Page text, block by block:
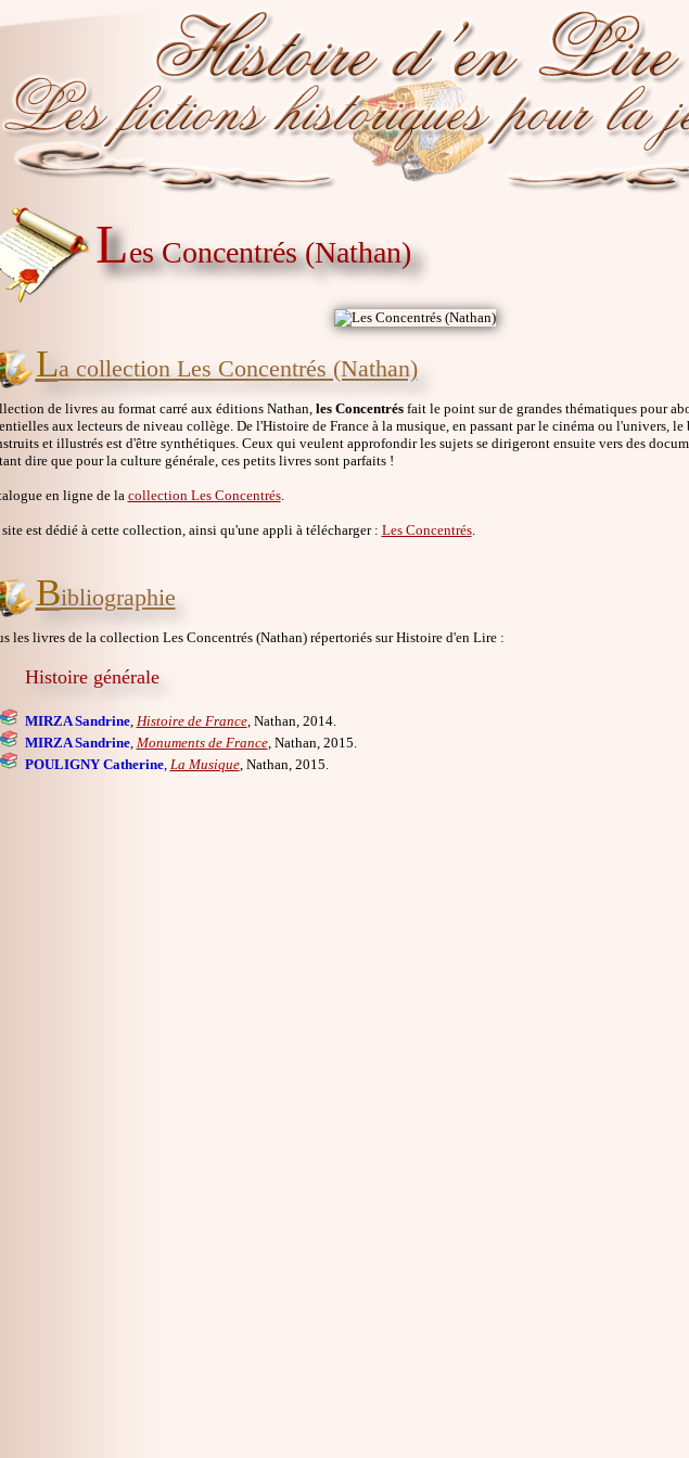
Les Concentrés (Nathan)
La collection Les Concentrés (Nathan)
de livres au format carré aux éditions Nathan, les Concentrésfait le point sur de grandes thématiques pour
aux lecteurs de niveau collège. De l'Histoire de France à la musique, en passant par le cinéma ou l'univers, le
et illustrés est d'être synthétiques. Ceux qui veulent approfondir les sujets se dirigeront ensuite vers des
dire que pour la culture générale, ces petits livres sont parfaits !
en ligne de lacollection Les Concentrés.
est dédié à cette collection, ainsi qu'une appli à télécharger : Les Concentrés.
Bibliographie
les livres de la collection Les Concentrés (Nathan) répertoriés sur Histoire d'en Lire :
Histoire générale
MIRZA Sandrine, Histoire de France, Nathan, 2014.
MIRZA Sandrine, Monuments de France, Nathan, 2015.
POULIGNY Catherine, La Musique, Nathan, 2015.